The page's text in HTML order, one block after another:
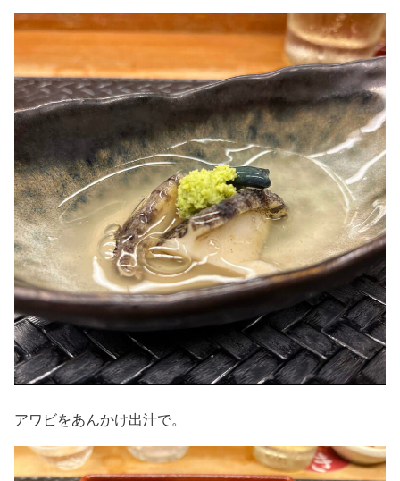
アワビをあんかけ出汁で。